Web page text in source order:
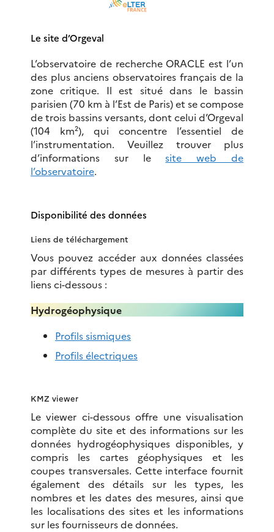
Le site d’Orgeval
L’observatoire de recherche ORACLE est l’un
des plus anciens observatoires français de la
zone critique. Il est situé dans le bassin
parisien (70 km à l’Est de Paris) et se compose
de trois bassins versants, dont celui d’Orgeval
(104 km²), qui concentre l’essentiel de
l’instrumentation. Veuillez trouver plus
d’informations sur lesite web de
l’observatoire.
Disponibilité des données
Liens de téléchargement
Vous pouvez accéder aux données classées
par différents types de mesures à partir des
liens ci-dessous :
Hydrogéophysique
Profils sismiques
Profils électriques
KMZ viewer
Le viewer ci-dessous offre une visualisation
complète du site et des informations sur les
données hydrogéophysiques disponibles, y
compris les cartes géophysiques et les
coupes transversales. Cette interface fournit
également des détails sur les types, les
nombres et les dates des mesures, ainsi que
les localisations des sites et les informations
sur les fournisseurs de données.